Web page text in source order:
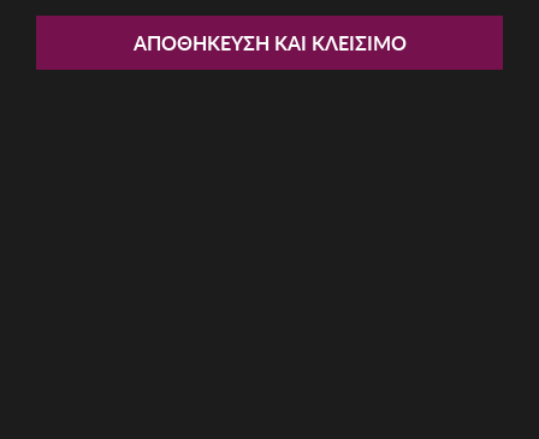
Πετσέτα Προσώπου BELLA
ΑΠΟΘΉΚΕΥΣΗ ΚΑΙ ΚΛΕΊΣΙΜΟ